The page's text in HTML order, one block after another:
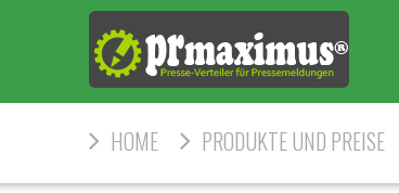
HOME PRODUKTE UND PREISE